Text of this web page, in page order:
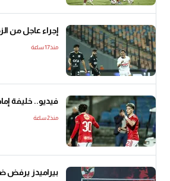
إجراء عاجل من
منذ17 ساعة
فيديو.. خليفة
منذ2 ساعة
بيراميدز يرفض